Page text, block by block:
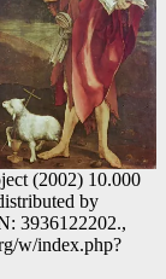
(2002) 10.000
by
3936122202.,
w/index.php?